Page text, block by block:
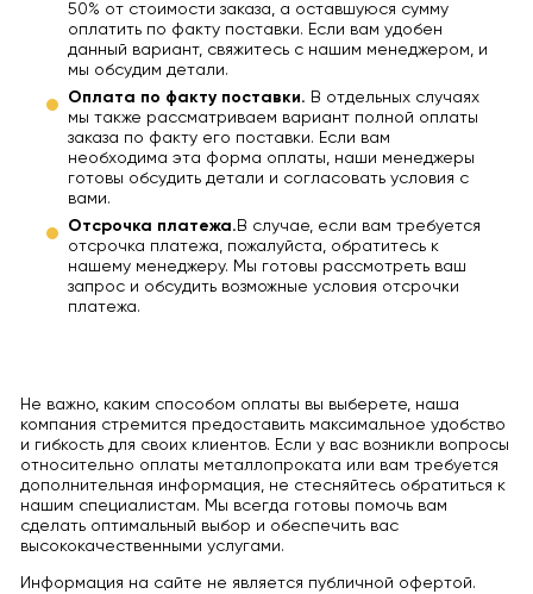
50% от стоимости заказа, а оставшуюся сумму
оплатить по факту поставки. Если вам удобен
данный вариант, свяжитесь с нашим менеджером, и
мы обсудим детали.
Оплата по факту поставки. В отдельных случаях
мы также рассматриваем вариант полной оплаты
заказа по факту его поставки. Если вам
необходима эта форма оплаты, наши менеджеры
готовы обсудить детали и согласовать условия с
вами.
Отсрочка платежа. В случае, если вам требуется
отсрочка платежа, пожалуйста, обратитесь к
нашему менеджеру. Мы готовы рассмотреть ваш
запрос и обсудить возможные условия отсрочки
платежа.
Не важно, каким способом оплаты вы выберете, наша
компания стремится предоставить максимальное удобство
и гибкость для своих клиентов. Если у вас возникли вопросы
относительно оплаты металлопроката или вам требуется
дополнительная информация, не стесняйтесь обратиться к
нашим специалистам. Мы всегда готовы помочь вам
сделать оптимальный выбор и обеспечить вас
высококачественными услугами.
Информация на сайте не является публичной офертой.